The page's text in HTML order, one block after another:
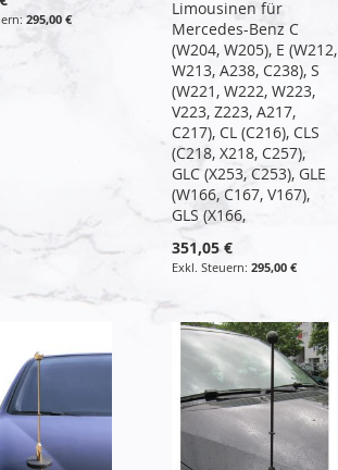
295,00 €
Limousinen für
Mercedes-Benz C
(W204, W205), E (W212,
W213, A238, C238), S
(W221, W222, W223,
V223, Z223, A217,
C217), CL (C216), CLS
(C218, X218, C257),
GLC (X253, C253), GLE
(W166, C167, V167),
GLS (X166,
351,05 €
295,00 €